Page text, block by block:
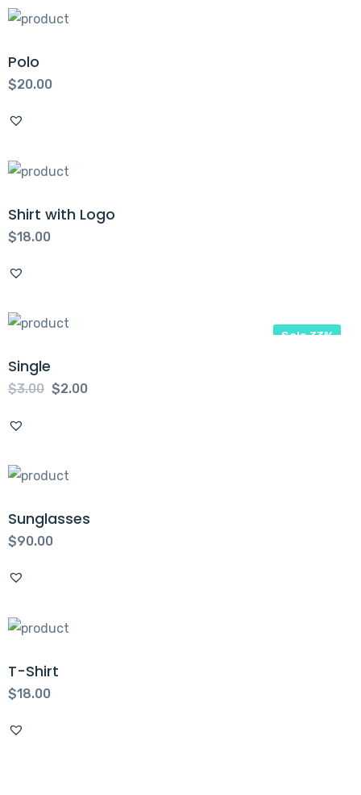
Polo
$20.00
Shirt with Logo
$18.00
Sale 33%
Single
$3.00 Orijinal
$2.00Şu
Sunglasses
$90.00
T-Shirt
$18.00